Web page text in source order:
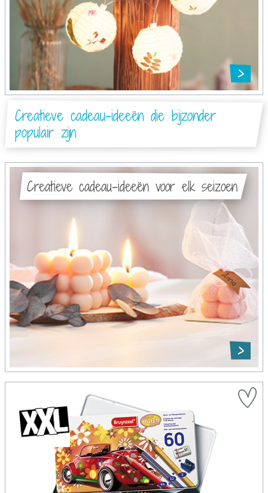
Creatieve cadeau-ideeën die bijzonder
populair zijn
Creatieve cadeau-ideeën voor elk seizoen